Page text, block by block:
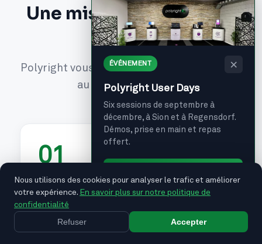
Nous utilisons des cookies pour analyser le trafic et améliorer
votre expérience. En savoir plus sur notre politique de
confidentialité
Refuser Accepter
Une mise en service clé
en main
Polyright vous accompagne de la définition
au support quotidien
01
Définition sur mesure
Polyright travaille en étroite collaboration
avec votre établissement pour définir une
ÉVÉNEMENT ×
Polyright User Days
Six sessions de septembre à
décembre, à Sion et à Regensdorf.
Démos, prise en main et repas
offert.